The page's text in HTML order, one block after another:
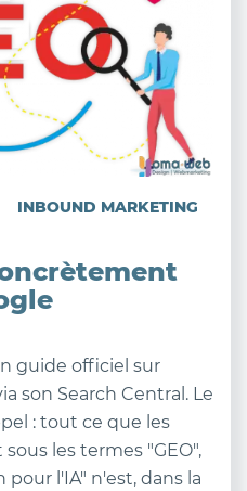
INBOUND MARKETING
guide officiel sur
son Search Central. Le
: tout ce que les
les termes "GEO",
pour l'IA" n'est, dans la